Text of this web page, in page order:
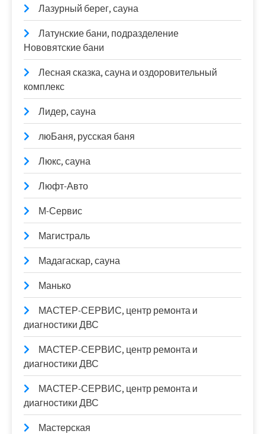
Лазурный берег, сауна
Латунские бани, подразделение
Нововятские бани
Лесная сказка, сауна и оздоровительный
комплекс
Лидер, сауна
люБаня, русская баня
Люкс, сауна
Люфт-Авто
М-Сервис
Магистраль
Мадагаскар, сауна
Манько
МАСТЕР-СЕРВИС, центр ремонта и
диагностики ДВС
МАСТЕР-СЕРВИС, центр ремонта и
диагностики ДВС
МАСТЕР-СЕРВИС, центр ремонта и
диагностики ДВС
Мастерская